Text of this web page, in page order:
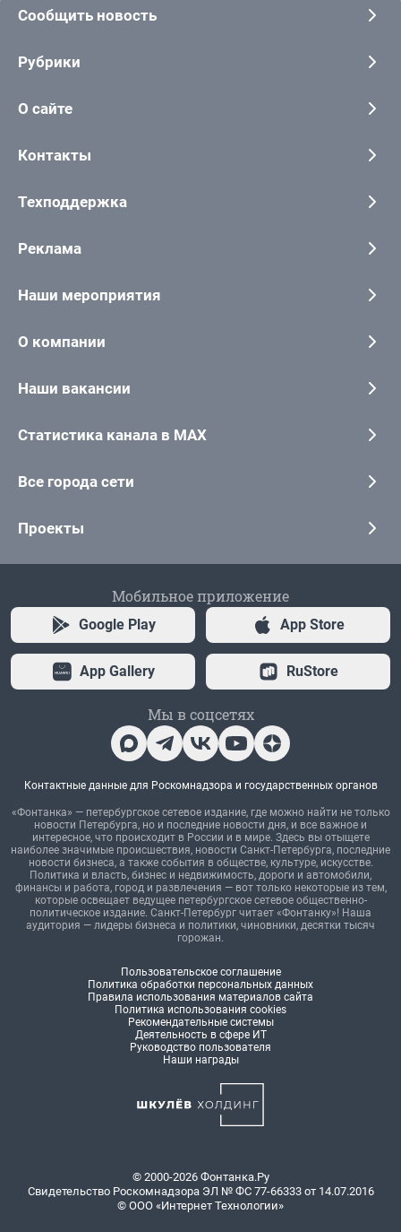
Сообщить новость
Рубрики
О сайте
Контакты
Техподдержка
Реклама
Наши мероприятия
О компании
Наши вакансии
Статистика канала в MAX
Все города сети
Проекты
Мобильное приложение
Google Play App Store
App Gallery RuStore
Мы в соцсетях
Контактные данные для Роскомнадзора и государственных органов
«Фонтанка» — петербургское сетевое издание, где можно найти не только
новости Петербурга, но и последние новости дня, и все важное и
интересное, что происходит в России и в мире. Здесь вы отыщете
наиболее значимые происшествия, новости Санкт-Петербурга, последние
новости бизнеса, а также события в обществе, культуре, искусстве.
Политика и власть, бизнес и недвижимость, дороги и автомобили,
финансы и работа, город и развлечения — вот только некоторые из тем,
которые освещает ведущее петербургское сетевое общественно-
политическое издание. Санкт-Петербург читает «Фонтанку»! Наша
аудитория — лидеры бизнеса и политики, чиновники, десятки тысяч
горожан.
Пользовательское соглашение
Политика обработки персональных данных
Правила использования материалов сайта
Политика использования cookies
Рекомендательные системы
Деятельность в сфере ИТ
Руководство пользователя
Наши награды
© 2000-2026 Фонтанка.Ру
Свидетельство Роскомнадзора ЭЛ № ФС 77-66333 от 14.07.2016
© ООО «Интернет Технологии»